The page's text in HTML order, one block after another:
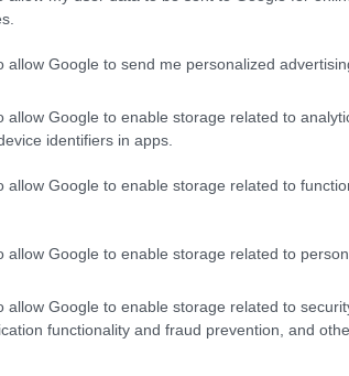
allow Google to send me personalized
allow Google to enable storage related to
identifiers in apps.
allow Google to enable storage related to
allow Google to enable storage related to
allow Google to enable storage related to
functionality and fraud prevention, and